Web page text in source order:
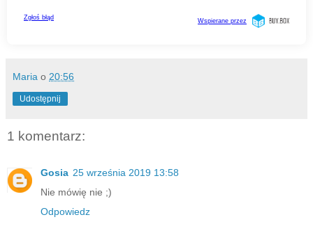
Maria o 20:56
Udostępnij
1 komentarz:
Gosia 25 września 2019 13:58
Nie mówię nie ;)
Odpowiedz